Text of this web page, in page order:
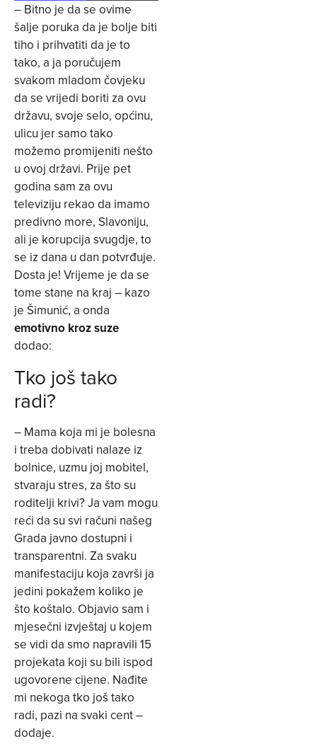
– Bitno je da se ovime
šalje poruka da je bolje biti
tiho i prihvatiti da je to
tako, a ja poručujem
svakom mladom čovjeku
da se vrijedi boriti za ovu
državu, svoje selo, općinu,
ulicu jer samo tako
možemo promijeniti nešto
u ovoj državi. Prije pet
godina sam za ovu
televiziju rekao da imamo
predivno more, Slavoniju,
ali je korupcija svugdje, to
se iz dana u dan potvrđuje.
Dosta je! Vrijeme je da se
tome stane na kraj – kazo
je Šimunić, a onda
emotivno kroz suze
dodao:
Tko još tako
radi?
– Mama koja mi je bolesna
i treba dobivati nalaze iz
bolnice, uzmu joj mobitel,
stvaraju stres, za što su
roditelji krivi? Ja vam mogu
reći da su svi računi našeg
Grada javno dostupni i
transparentni. Za svaku
manifestaciju koja završi ja
jedini pokažem koliko je
što koštalo. Objavio sam i
mjesečni izvještaj u kojem
se vidi da smo napravili 15
projekata koji su bili ispod
ugovorene cijene. Nađite
mi nekoga tko još tako
radi, pazi na svaki cent –
dodaje.